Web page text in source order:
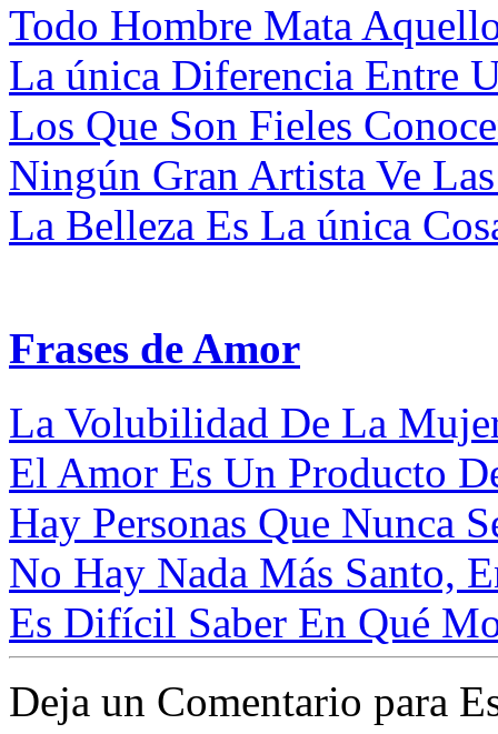
Todo Hombre Mata
La única Diferencia Entre
Los Que Son Fieles
Ningún Gran Artista Ve
La Belleza Es La única
Frases de Amor
La Volubilidad De La
El Amor Es Un Producto
Hay Personas Que Nunca
No Hay Nada Más Santo,
Es Difícil Saber En Qué
Deja un Comentario para